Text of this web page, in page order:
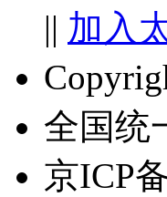
|| 加入
全国统
京ICP